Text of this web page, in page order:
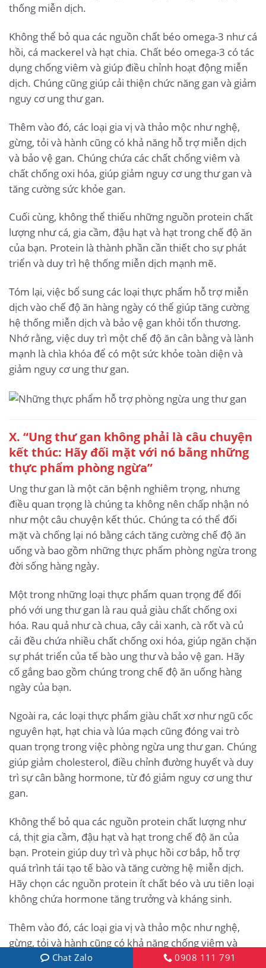
thống miễn dịch.
Không thể bỏ qua các nguồn chất béo omega-3 như cá
hồi, cá mackerel và hạt chia. Chất béo omega-3 có tác
dụng chống viêm và giúp điều chỉnh hoạt động miễn
dịch. Chúng cũng giúp cải thiện chức năng gan và giảm
nguy cơ ung thư gan.
Thêm vào đó, các loại gia vị và thảo mộc như nghệ,
gừng, tỏi và hành cũng có khả năng hỗ trợ miễn dịch
và bảo vệ gan. Chúng chứa các chất chống viêm và
chất chống oxi hóa, giúp giảm nguy cơ ung thư gan và
tăng cường sức khỏe gan.
Cuối cùng, không thể thiếu những nguồn protein chất
lượng như cá, gia cầm, đậu hạt và hạt trong chế độ ăn
của bạn. Protein là thành phần cần thiết cho sự phát
triển và duy trì hệ thống miễn dịch mạnh mẽ.
Tóm lại, việc bổ sung các loại thực phẩm hỗ trợ miễn
dịch vào chế độ ăn hàng ngày có thể giúp tăng cường
hệ thống miễn dịch và bảo vệ gan khỏi tổn thương.
Nhớ rằng, việc duy trì một chế độ ăn cân bằng và lành
mạnh là chìa khóa để có một sức khỏe toàn diện và
giảm nguy cơ ung thư gan.
X. “Ung thư gan không phải là câu chuyện
kết thúc: Hãy đối mặt với nó bằng những
thực phẩm phòng ngừa”
Ung thư gan là một căn bệnh nghiêm trọng, nhưng
điều quan trọng là chúng ta không nên chấp nhận nó
như một câu chuyện kết thúc. Chúng ta có thể đối
mặt và chống lại nó bằng cách tăng cường chế độ ăn
uống và bao gồm những thực phẩm phòng ngừa trong
đời sống hàng ngày.
Một trong những loại thực phẩm quan trọng để đối
phó với ung thư gan là rau quả giàu chất chống oxi
hóa. Rau quả như cà chua, cây cải xanh, cà rốt và củ
cải đều chứa nhiều chất chống oxi hóa, giúp ngăn chặn
sự phát triển của tế bào ung thư và bảo vệ gan. Hãy
cố gắng bao gồm chúng trong chế độ ăn uống hàng
ngày của bạn.
Ngoài ra, các loại thực phẩm giàu chất xơ như ngũ cốc
nguyên hạt, hạt chia và lúa mạch cũng đóng vai trò
quan trọng trong việc phòng ngừa ung thư gan. Chúng
giúp giảm cholesterol, điều chỉnh đường huyết và duy
trì sự cân bằng hormone, từ đó giảm nguy cơ ung thư
gan.
Không thể bỏ qua các nguồn protein chất lượng như
cá, thịt gia cầm, đậu hạt và hạt trong chế độ ăn của
bạn. Protein giúp duy trì và phục hồi cơ bắp, hỗ trợ
quá trình tái tạo tế bào và tăng cường hệ miễn dịch.
Hãy chọn các nguồn protein ít chất béo và ưu tiên loại
không chứa hormone tăng trưởng và kháng sinh.
Thêm vào đó, các loại gia vị và thảo mộc như nghệ,
gừng, tỏi và hành cũng có khả năng chống viêm và
chống ung thư. Chúng chứa các chất chống oxi hóa
Chat Zalo 0908 111 791